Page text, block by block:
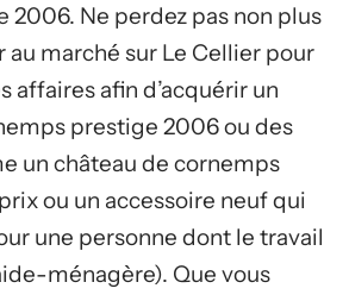
2006. Ne perdez pas non plus
au marché sur Le Cellier pour
affaires afin d’acquérir un
prestige 2006 ou des
un château de cornemps
ou un accessoire neuf qui
une personne dont le travail
ménagère). Que vous